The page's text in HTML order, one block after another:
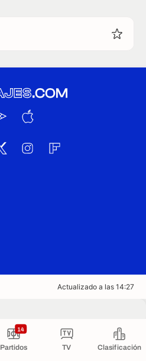
Partidos
14
TV Clasificación
Actualizado a las 14:27